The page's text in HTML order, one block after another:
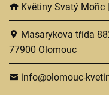
Květiny Svatý Mořic
Masarykova třída
77900 Olomouc
info@olomouc-